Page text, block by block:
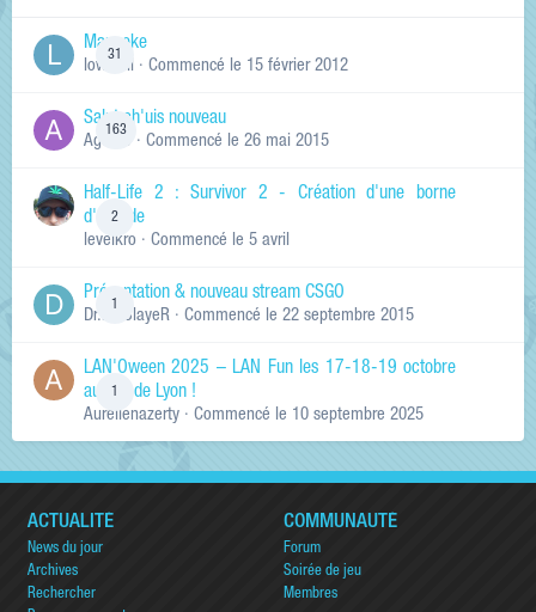
31
Manneke
lowskill · Commencé le 15 février 2012
163
Salut ch'uis nouveau
Ag0Nie · Commencé le 26 mai 2015
2
Half-Life 2 : Survivor 2 - Création d'une borne
d'arcade
levelkro · Commencé le 5 avril
1
Présentation & nouveau stream CSGO
Dr.KinSlayeR · Commencé le 22 septembre 2015
1
LAN'Oween 2025 – LAN Fun les 17-18-19 octobre
au sud de Lyon !
Aurelienazerty · Commencé le 10 septembre 2025
ACTUALITÉ
News du jour
Archives
Rechercher
COMMUNAUTÉ
Forum
Soirée de jeu
Membres